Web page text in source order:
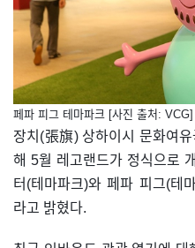
페파 피그 테마파크 [사진 출처: VCG]
장치(張旗) 상하이시 문화여
해 5월 레고랜드가 정식으로
터(테마파크)와 페파 피그(테
라고 밝혔다.